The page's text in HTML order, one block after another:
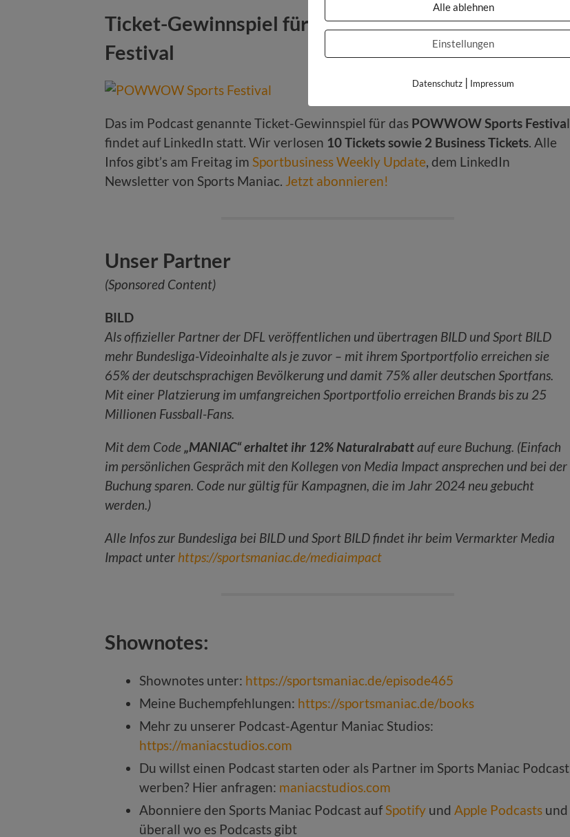
Ticket-Gewinnspiel für das POWWOW Sports
Festival
Das im Podcast genannte Ticket-Gewinnspiel für das POWWOW Sports Festival
findet auf LinkedIn statt. Wir verlosen 10 Tickets sowie 2 Business Tickets. Alle
Infos gibt’s am Freitag im Sportbusiness Weekly Update, dem LinkedIn
Newsletter von Sports Maniac. Jetzt abonnieren!
Unser Partner
(Sponsored Content)
BILD
Als offizieller Partner der DFL veröffentlichen und übertragen BILD und Sport BILD
mehr Bundesliga-Videoinhalte als je zuvor – mit ihrem Sportportfolio erreichen sie
65% der deutschsprachigen Bevölkerung und damit 75% aller deutschen Sportfans.
Mit einer Platzierung im umfangreichen Sportportfolio erreichen Brands bis zu 25
Millionen Fussball-Fans.
Mit dem Code„MANIAC“ erhaltet ihr 12% Naturalrabattauf eure Buchung. (Einfach
im persönlichen Gespräch mit den Kollegen von Media Impact ansprechen und bei der
Buchung sparen. Code nur gültig für Kampagnen, die im Jahr 2024 neu gebucht
werden.)
Alle Infos zur Bundesliga bei BILD und Sport BILD findet ihr beim Vermarkter Media
Impact unter https://sportsmaniac.de/mediaimpact
Shownotes:
Shownotes unter: https://sportsmaniac.de/episode465
Meine Buchempfehlungen: https://sportsmaniac.de/books
Mehr zu unserer Podcast-Agentur Maniac Studios:
https://maniacstudios.com
Du willst einen Podcast starten oder als Partner im Sports Maniac Podcast
werben? Hier anfragen: maniacstudios.com
Abonniere den Sports Maniac Podcast aufSpotify und Apple Podcasts und
überall wo es Podcasts gibt
Alle ablehnen
Einstellungen
Datenschutz | Impressum